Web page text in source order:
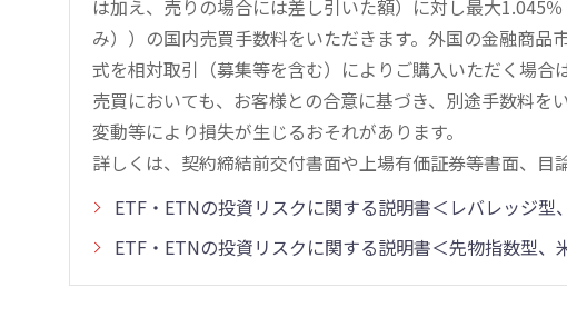
は加え、売りの場合には差し引いた額）に対し最大1.045
み））の国内売買手数料をいただきます。外国の金融商
式を相対取引（募集等を含む）によりご購入いただく場
売買においても、お客様との合意に基づき、別途手数料
変動等により損失が生じるおそれがあります。
詳しくは、契約締結前交付書面や上場有価証券等書面、目
ETF・ETNの投資リスクに関する説明書＜レバレッジ型
ETF・ETNの投資リスクに関する説明書＜先物指数型